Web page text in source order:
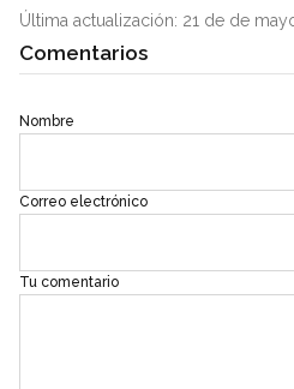
Última actualización: 21 de de
Comentarios
Nombre
Correo electrónico
Tu comentario